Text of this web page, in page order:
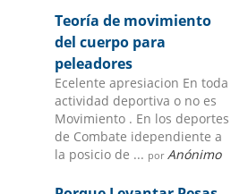
Teoría de movimiento
del cuerpo para
peleadores
Ecelente apresiacion En toda
actividad deportiva o no es
Movimiento . En los deportes
de Combate idependiente a
la posicio de ... por Anónimo